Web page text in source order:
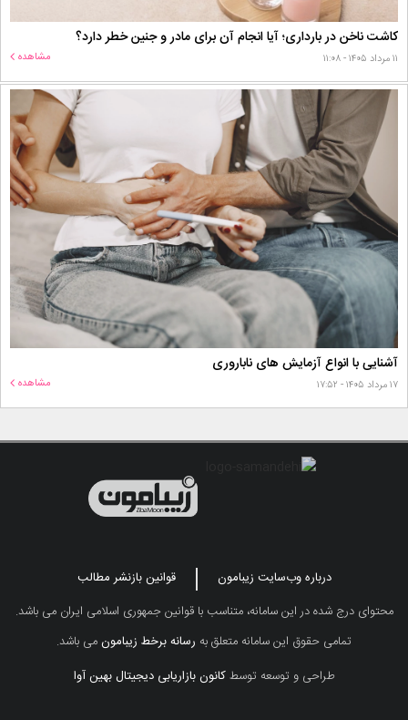
کاشت ناخن در بارداری؛ آیا انجام آن برای مادر و جنین خطر دارد؟
۱۱ مرداد ۱۴۰۵ - ۱۱:۰۸ مشاهده
آشنایی با انواع آزمایش های ناباروری
۱۷ مرداد ۱۴۰۵ - ۱۷:۵۲ مشاهده
درباره وب‌سایت زیبامون
قوانین بازنشر مطالب
محتوای درج شده در این سامانه، متناسب با قوانین جمهوری اسلامی ایران می باشد.
تمامی حقوق این سامانه متعلق به رسانه برخط زیبامونمی باشد.
طراحی و توسعه توسطکانون بازاریابی دیجیتال بهین آوا